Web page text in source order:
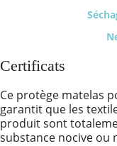
Certificats
Ce protège matelas
garantit que les
produit sont
substance nocive ou